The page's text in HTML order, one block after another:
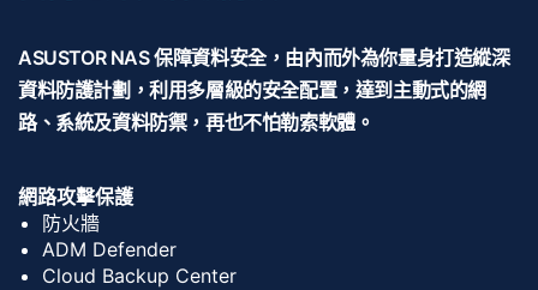
ASUSTOR NAS 保障資料安全，由內而外為你量身打造縱深
資料防護計劃，利用多層級的安全配置，達到主動式的網
路、系統及資料防禦，再也不怕勒索軟體。
網路攻擊保護
防火牆
ADM Defender
Cloud Backup Center